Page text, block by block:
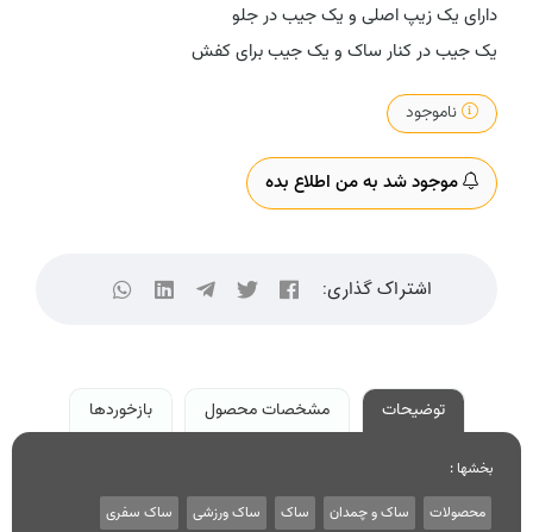
دارای یک زیپ اصلی و یک جیب در جلو
یک جیب در کنار ساک و یک جیب برای کفش
ناموجود
موجود شد به من اطلاع بده
اشتراک گذاری:
توضیحات مشخصات محصول بازخوردها
بخشها :
محصولات ساک و چمدان ساک ساک ورزشی ساک سفری